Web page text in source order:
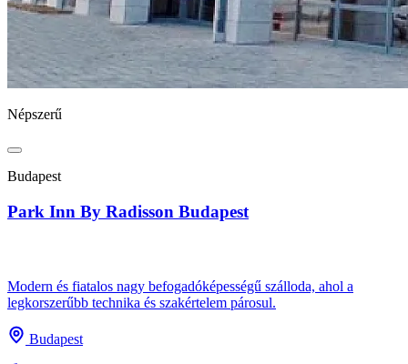
Népszerű
Budapest
Park Inn By Radisson Budapest
Modern és fiatalos nagy befogadóképességű szálloda, ahol a
legkorszerűbb technika és szakértelem párosul.
Budapest